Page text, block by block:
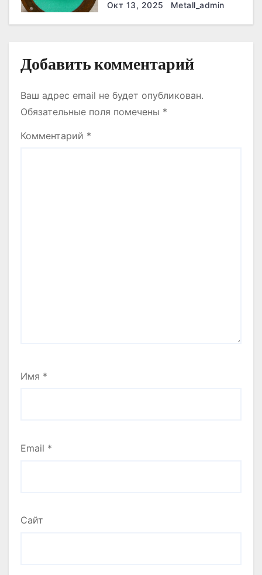
м
они работают эффективнее
Окт 13, 2025 Metall_admin
Добавить комментарий
Ваш адрес email не будет опубликован.
Обязательные поля помечены *
Комментарий *
Имя *
Email *
Сайт